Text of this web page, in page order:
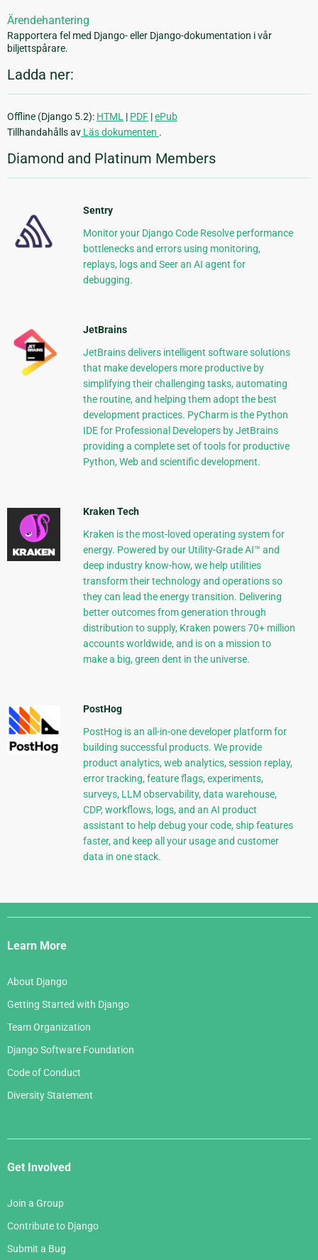
Ärendehantering
Rapportera fel med Django- eller Django-dokumentation i vår
biljettspårare.
Ladda ner:
Offline (Django 5.2): HTML | PDF |ePub
Tillhandahålls av Läs dokumenten .
Diamond and Platinum Members
Sentry
Monitor your Django Code Resolve performance
bottlenecks and errors using monitoring,
replays, logs and Seer an AI agent for
debugging.
JetBrains
JetBrains delivers intelligent software solutions
that make developers more productive by
simplifying their challenging tasks, automating
the routine, and helping them adopt the best
development practices. PyCharm is the Python
IDE for Professional Developers by JetBrains
providing a complete set of tools for productive
Python, Web and scientific development.
Kraken Tech
Kraken is the most-loved operating system for
energy. Powered by our Utility-Grade AI™ and
deep industry know-how, we help utilities
transform their technology and operations so
they can lead the energy transition. Delivering
better outcomes from generation through
distribution to supply, Kraken powers 70+ million
accounts worldwide, and is on a mission to
make a big, green dent in the universe.
PostHog
PostHog is an all-in-one developer platform for
building successful products. We provide
product analytics, web analytics, session replay,
error tracking, feature flags, experiments,
surveys, LLM observability, data warehouse,
CDP, workflows, logs, and an AI product
assistant to help debug your code, ship features
faster, and keep all your usage and customer
data in one stack.
Django
Links
Learn More
About Django
Getting Started with Django
Team Organization
Django Software Foundation
Code of Conduct
Diversity Statement
Get Involved
Join a Group
Contribute to Django
Submit a Bug